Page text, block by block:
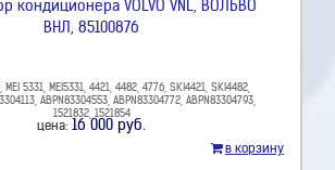
кондиционера VOLVO VNL, ВОЛЬВО
ВНЛ, 85100876
MEI 5331, MEI5331, 4421, 4482, 4776, SKI4421, SKI4482,
ABPN83304553, ABPN83304772, ABPN83304793,
1521832, 1521854
цена: 16 000 руб.
в корзину